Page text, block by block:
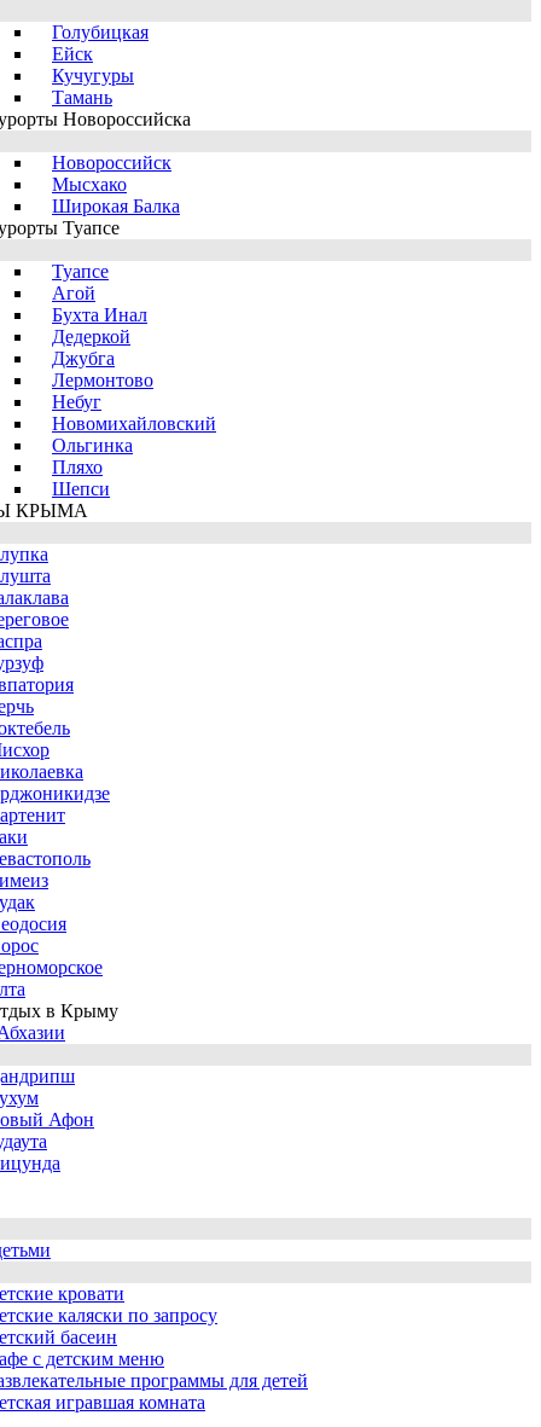
Голубицкая
Ейск
Кучугуры
Тамань
Новороссийска
Новороссийск
Мысхако
Широкая Балка
Туапсе
Туапсе
Агой
Бухта Инал
Дедеркой
Джубга
Лермонтово
Небуг
Новомихайловский
Ольгинка
Пляхо
Шепси
КРЫМА
в Крыму
Афон
кровати
каляски по запросу
басеин
с детским меню
программы для детей
игравшая комната